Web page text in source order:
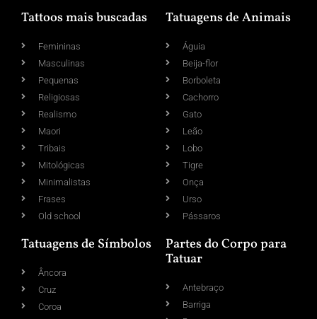
Tattoos mais buscadas
Femininas
Masculinas
Pequenas
Religiosas
Realismo
Maori
Tribais
Mitológicas
Minimalistas
Frases
Old school
Tatuagens de Animais
Águia
Beija-flor
Borboleta
Cachorro
Gato
Leão
Lobo
Tigre
Onça
Urso
Pássaros
Tatuagens de Símbolos
Âncora
Cruz
Coroa
Partes do Corpo para
Tatuar
Antebraço
Barriga